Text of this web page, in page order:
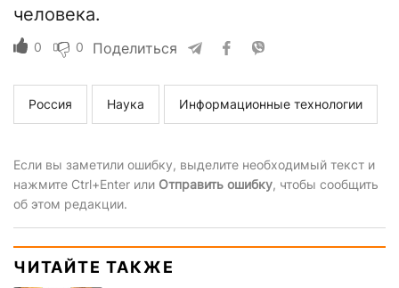
человека.
0 0 Поделиться
Россия Наука Информационные технологии
Если вы заметили ошибку, выделите необходимый текст и
нажмите Ctrl+Enter или Отправить ошибку, чтобы сообщить
об этом редакции.
ЧИТАЙТЕ ТАКЖЕ